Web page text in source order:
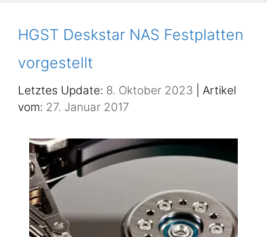
HGST Deskstar NAS Festplatten
vorgestellt
8. Oktober 2023
27. Januar 2017